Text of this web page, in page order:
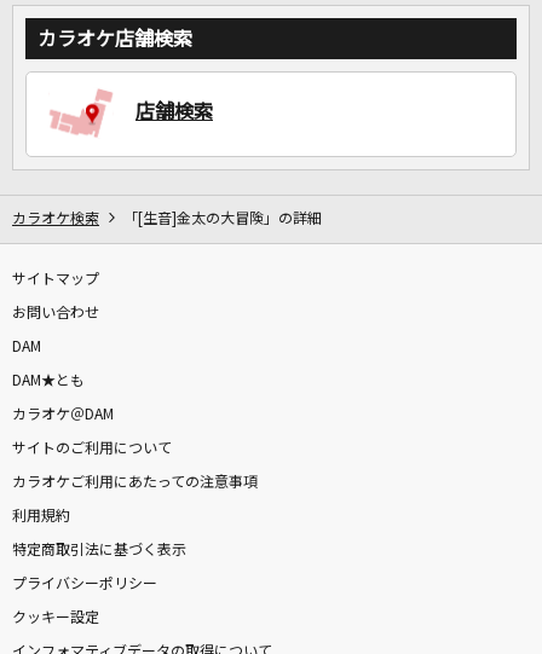
カラオケ店舗検索
店舗検索
カラオケ検索 「[生音]金太の大冒険」の詳細
サイトマップ
お問い合わせ
DAM
DAM★とも
カラオケ＠DAM
サイトのご利用について
カラオケご利用にあたっての注意事項
利用規約
特定商取引法に基づく表示
プライバシーポリシー
クッキー設定